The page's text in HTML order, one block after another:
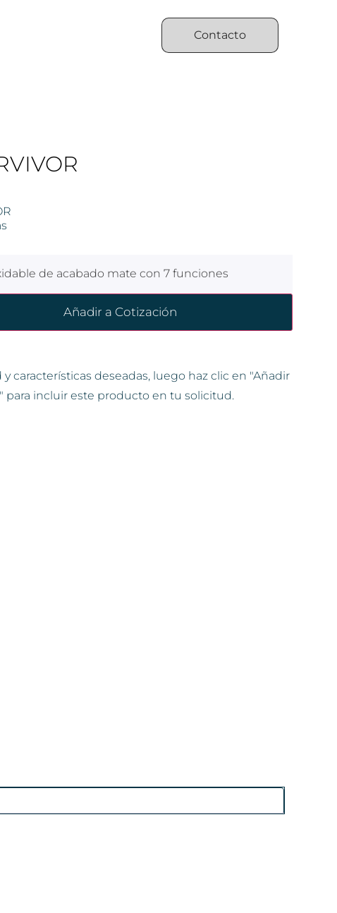
Contacto
de acabado mate con 7 funciones
Añadir a Cotización
características deseadas, luego haz clic en "Añadir
para incluir este producto en tu solicitud.